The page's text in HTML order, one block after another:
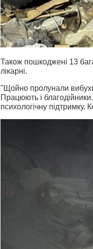
Також пошкоджені 13
лікарні.
"Щойно пролунали
Працюють і
психологічну підтримку.